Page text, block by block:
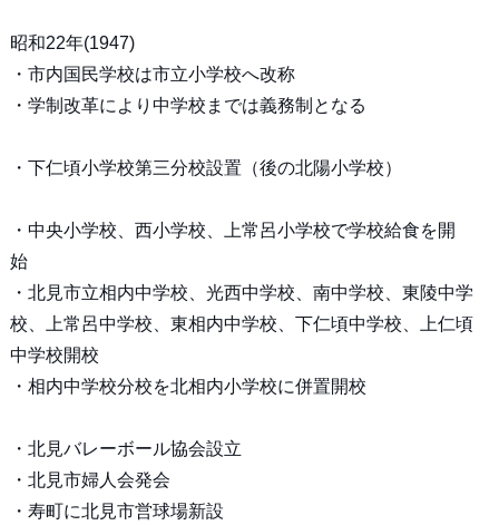
昭和22年(1947)
・市内国民学校は市立小学校へ改称
・学制改革により中学校までは義務制となる
・下仁頃小学校第三分校設置（後の北陽小学校）
・中央小学校、西小学校、上常呂小学校で学校給食を開
始
・北見市立相内中学校、光西中学校、南中学校、東陵中学
校、上常呂中学校、東相内中学校、下仁頃中学校、上仁頃
中学校開校
・相内中学校分校を北相内小学校に併置開校
・北見バレーボール協会設立
・北見市婦人会発会
・寿町に北見市営球場新設